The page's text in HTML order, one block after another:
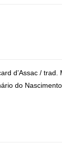
d’Assac /
do